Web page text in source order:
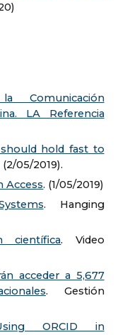
Comunicación
LA Referencia
hold fast to
05/2019).
Access. (1/05/2019)
. Hanging
científica. Video
acceder a 5,677
. Gestión
ORCID in